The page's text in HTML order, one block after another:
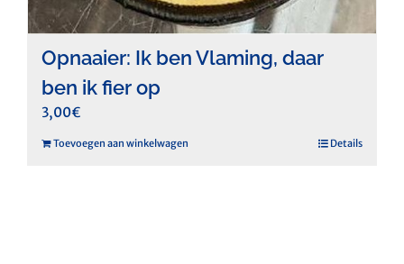
Opnaaier: Ik ben Vlaming, daar
ben ik fier op
3,00€
Toevoegen aan winkelwagen Details